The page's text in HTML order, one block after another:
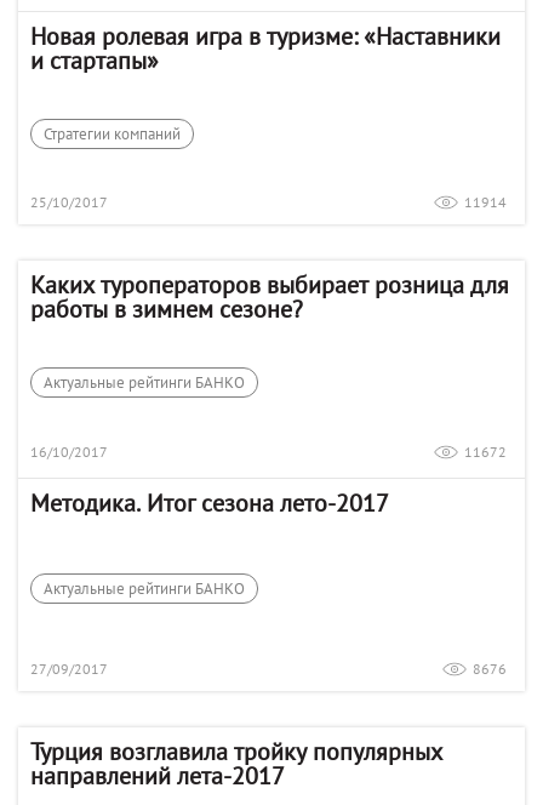
Новая ролевая игра в туризме: «Наставники
и стартапы»
Стратегии компаний
25/10/2017 11914
Каких туроператоров выбирает розница для
работы в зимнем сезоне?
Актуальные рейтинги БАНКО
16/10/2017 11672
Методика. Итог сезона лето-2017
Актуальные рейтинги БАНКО
27/09/2017 8676
Турция возглавила тройку популярных
направлений лета-2017